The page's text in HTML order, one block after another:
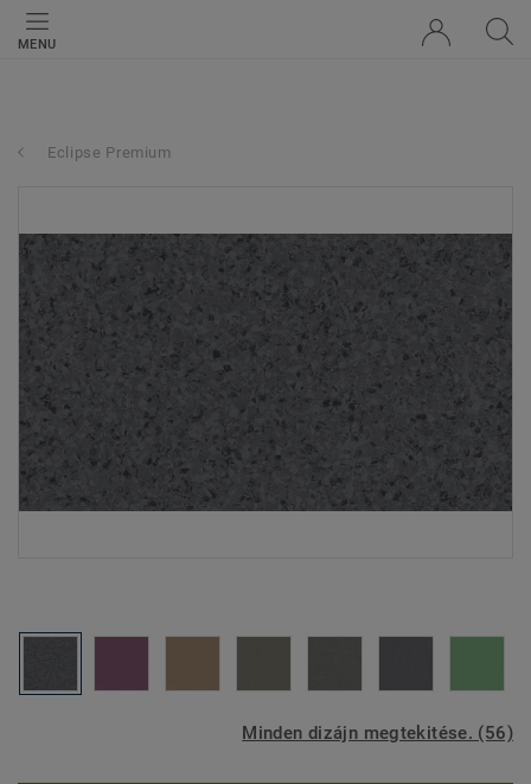
MENU
Eclipse Premium
Minden dizájn megtekitése. (56)